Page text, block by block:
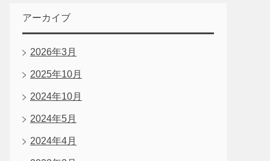
アーカイブ
2026年3月
2025年10月
2024年10月
2024年5月
2024年4月